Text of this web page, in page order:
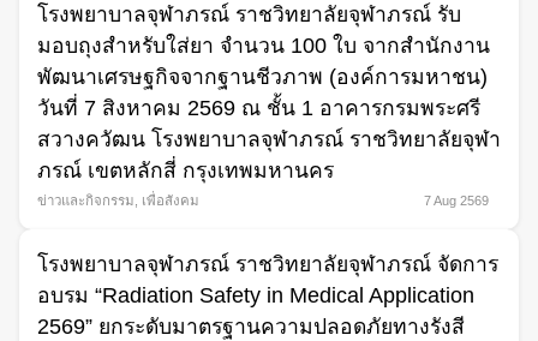
โรงพยาบาลจุฬาภรณ์ ราชวิทยาลัยจุฬาภรณ์ รับ
มอบถุงสำหรับใส่ยา จำนวน 100 ใบ จากสำนักงาน
พัฒนาเศรษฐกิจจากฐานชีวภาพ (องค์การมหาชน)
วันที่ 7 สิงหาคม 2569 ณ ชั้น 1 อาคารกรมพระศรี
สวางควัฒน โรงพยาบาลจุฬาภรณ์ ราชวิทยาลัยจุฬา
ภรณ์ เขตหลักสี่ กรุงเทพมหานคร
ข่าวและกิจกรรม เพื่อสังคม 7 Aug 2569
โรงพยาบาลจุฬาภรณ์ ราชวิทยาลัยจุฬาภรณ์ จัดการ
อบรม “Radiation Safety in Medical Application
2569” ยกระดับมาตรฐานความปลอดภัยทางรังสี